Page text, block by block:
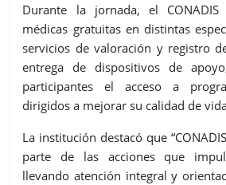
Durante la jornada, el CONADIS
médicas gratuitas en distintas
servicios de valoración y registro
entrega de dispositivos de
participantes el acceso a
dirigidos a mejorar su calidad de
La institución destacó que
parte de las acciones que
llevando atención integral y